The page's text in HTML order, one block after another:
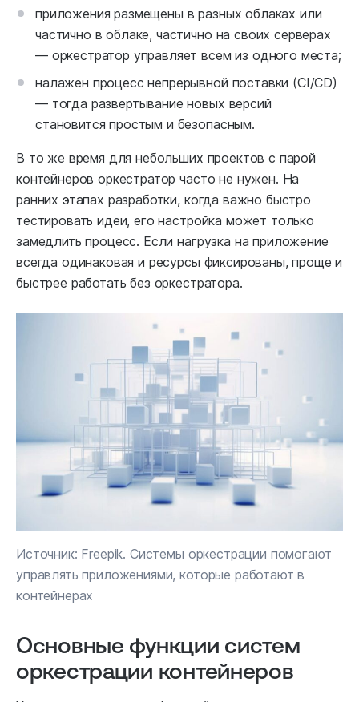
приложения размещены в разных облаках или
частично в облаке, частично на своих серверах
— оркестратор управляет всем из одного места;
налажен процесс непрерывной поставки (CI/CD)
— тогда развертывание новых версий
становится простым и безопасным.
В то же время для небольших проектов с парой
контейнеров оркестратор часто не нужен. На
ранних этапах разработки, когда важно быстро
тестировать идеи, его настройка может только
замедлить процесс. Если нагрузка на приложение
всегда одинаковая и ресурсы фиксированы, проще и
быстрее работать без оркестратора.
Источник: Freepik. Системы оркестрации помогают
управлять приложениями, которые работают в
контейнерах
Основные функции систем
оркестрации контейнеров